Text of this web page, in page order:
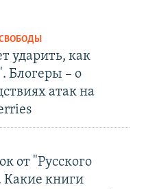
ударить, как
Блогеры – о
атак на
от "Русского
Какие книги